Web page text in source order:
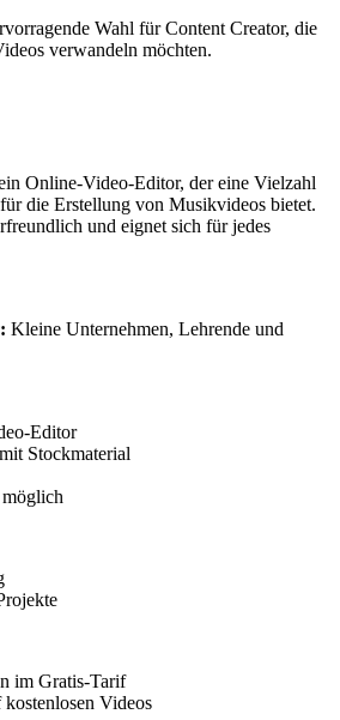
Wahl für Content Creator, die
verwandeln möchten.
Online-Video-Editor, der eine Vielzahl
die Erstellung von Musikvideos bietet.
und eignet sich für jedes
Kleine Unternehmen, Lehrende und
Editor
Stockmaterial
möglich
im Gratis-Tarif
kostenlosen Videos